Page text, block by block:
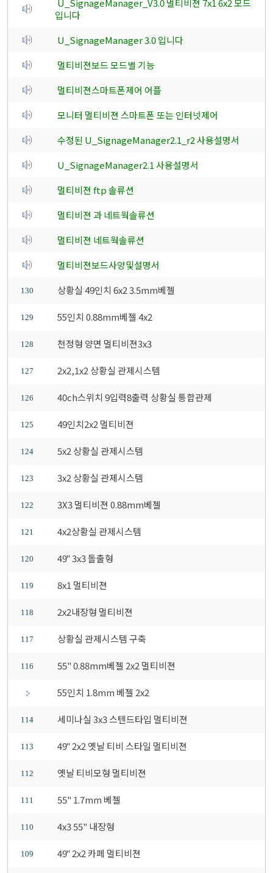
U_SignageManager_V3.0 멀티비젼 7x1 6x2 모드
입니다
U_SignageManager 3.0 입니다
멀티비젼보드 모드별 기능
멀티비젼스마트폰제어 어플
모니터 멀티비젼 스마트폰 또는 인터넷제어
수정된 U_SignageManager2.1_r2 사용설명서
U_SignageManager2.1 사용설명서
멀티비젼 ftp 솔류션
멀티비젼 과 네트웍솔류션
멀티비젼 네트웍솔류션
멀티비젼보드사양및설명서
130 상황실 49인치 6x2 3.5mm베젤
129 55인치 0.88mm베젤 4x2
128 천정형 양면 멀티비젼3x3
127 2x2,1x2 상황실 관제시스템
126 40ch스위치 9입력8출력 상황실 통합관제
125 49인치2x2 멀티비젼
124 5x2 상황실 관제시스템
123 3x2 상황실 관제시스템
122 3X3 멀티비젼 0.88mm베젤
121 4x2상황실 관제시스템
120 49" 3x3 돌출형
119 8x1 멀티비젼
118 2x2내장형 멀티비젼
117 상황실 관제시스템 구축
116 55" 0.88mm베젤 2x2 멀티비젼
55인치 1.8mm 베젤 2x2
114 세미나실 3x3 스텐드타입 멀티비젼
113 49" 2x2 옛날 티비 스타일 멀티비젼
112 옛날 티비모형 멀티비젼
111 55" 1.7mm 베젤
110 4x3 55" 내장형
109 49" 2x2 카페 멀티비젼